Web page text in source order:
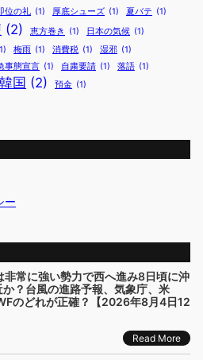
位の礼 (1) 厚底シューズ (1) 夏バテ (1)
(2) 恵方巻き (1) 日本の気候 (1)
梅雨 (1) 消費税 (1) 湿邪 (1)
事態宣言 (1) 自粛要請 (1) 落語 (1)
韓国 (2) 預金 (1)
ー
非常に強い勢力で西へ進み8日頃に沖
？台風の進路予報、気象庁、米
のどれが正確？【2026年8月4日12
Read More